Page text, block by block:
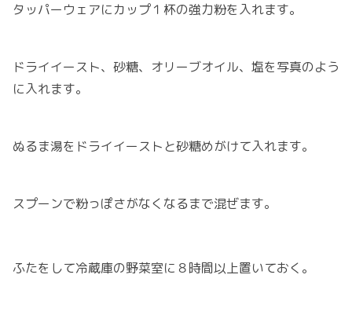
タッパーウェアにカップ１杯の強力粉を入れます。
ドライイースト、砂糖、オリーブオイル、塩を写真のよう
に入れます。
ぬるま湯をドライイーストと砂糖めがけて入れます。
スプーンで粉っぽさがなくなるまで混ぜます。
ふたをして冷蔵庫の野菜室に８時間以上置いておく。